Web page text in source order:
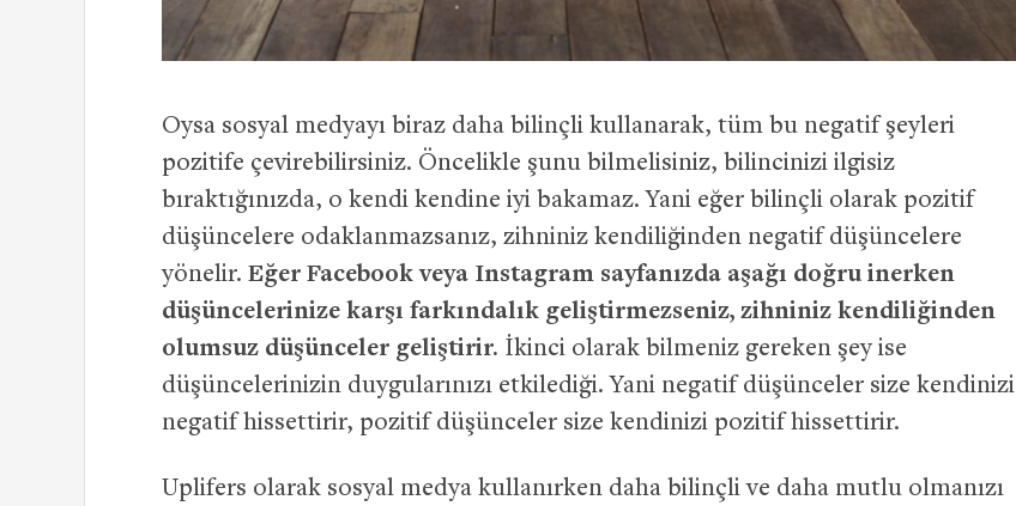
Oysa sosyal medyayı biraz daha bilinçli kullanarak, tüm bu negatif şeyleri
pozitife çevirebilirsiniz. Öncelikle şunu bilmelisiniz, bilincinizi ilgisiz
bıraktığınızda, o kendi kendine iyi bakamaz. Yani eğer bilinçli olarak pozitif
düşüncelere odaklanmazsanız, zihniniz kendiliğinden negatif düşüncelere
yönelir. Eğer Facebook veya Instagram sayfanızda aşağı doğru inerken
düşüncelerinize karşı farkındalık geliştirmezseniz, zihniniz kendiliğinden
olumsuz düşünceler geliştirir. İkinci olarak bilmeniz gereken şey ise
düşüncelerinizin duygularınızı etkilediği. Yani negatif düşünceler size kendinizi
negatif hissettirir, pozitif düşünceler size kendinizi pozitif hissettirir.
Uplifers olarak sosyal medya kullanırken daha bilinçli ve daha mutlu olmanızı